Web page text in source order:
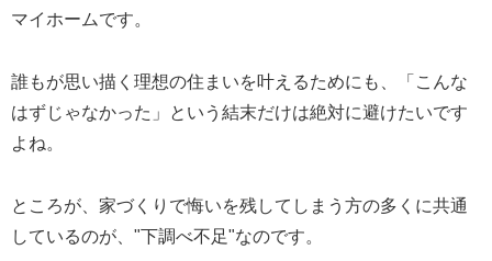
マイホームです。
誰もが思い描く理想の住まいを叶えるためにも、「こんな
はずじゃなかった」という結末だけは絶対に避けたいです
よね。
ところが、家づくりで悔いを残してしまう方の多くに共通
しているのが、"下調べ不足"なのです。